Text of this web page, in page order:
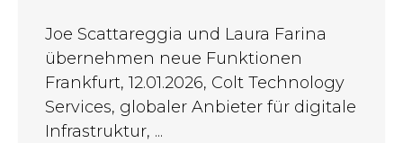
Joe Scattareggia und Laura Farina
übernehmen neue Funktionen
Frankfurt, 12.01.2026, Colt Technology
Services, globaler Anbieter für digitale
Infrastruktur, ...